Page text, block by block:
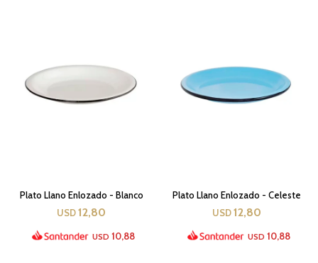
Plato Llano Enlozado - Blanco
USD 12,80
USD 10,88
Plato Llano Enlozado - Celeste
USD 12,80
USD 10,88